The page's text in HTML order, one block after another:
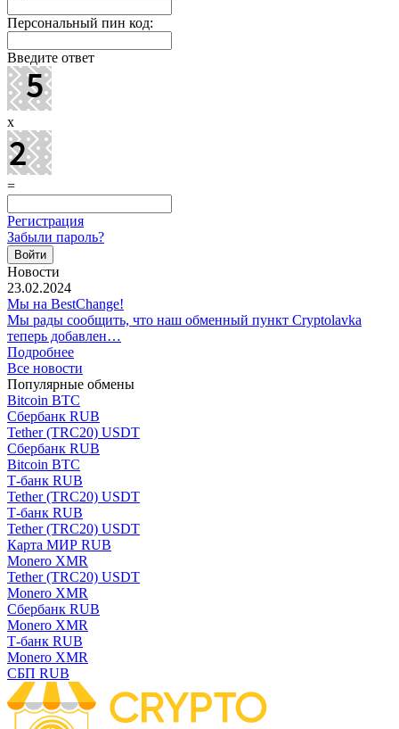
Персональный пин код:
Введите ответ
x
=
Регистрация
Забыли пароль?
Новости
23.02.2024
Мы на BestChange!
Мы рады сообщить, что наш обменный пункт Cryptolavka
теперь добавлен…
Подробнее
Все новости
Популярные обмены
Bitcoin BTC
Сбербанк RUB
Tether (TRC20) USDT
Сбербанк RUB
Bitcoin BTC
Т-банк RUB
Tether (TRC20) USDT
Т-банк RUB
Tether (TRC20) USDT
Карта МИР RUB
Monero XMR
Tether (TRC20) USDT
Monero XMR
Сбербанк RUB
Monero XMR
Т-банк RUB
Monero XMR
СБП RUB